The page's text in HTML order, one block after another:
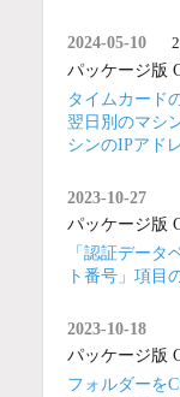
2024-05-10 2
パッケージ版
タイムカード
翌日別のマシ
シンのIPアド
2023-10-27
パッケージ版
「認証データ
ト番号」項目
2023-10-18
パッケージ版
フォルダーを